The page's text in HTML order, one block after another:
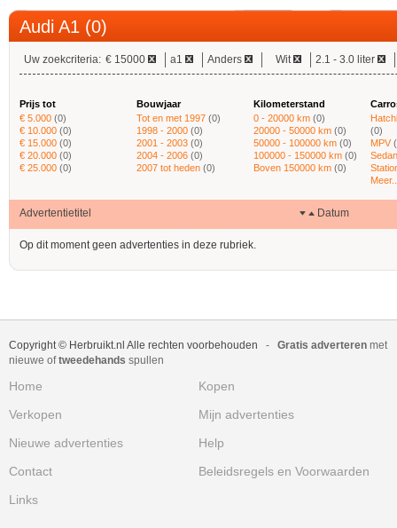
Audi A1 (0)
Uw zoekcriteria: € 15000 a1 Anders Wit 2.1 - 3.0 liter
Prijs tot
€ 5.000 (0)
€ 10.000 (0)
€ 15.000 (0)
€ 20.000 (0)
€ 25.000 (0)
Bouwjaar
Tot en met 1997 (0)
1998 - 2000 (0)
2001 - 2003 (0)
2004 - 2006 (0)
2007 tot heden (0)
Kilometerstand
0 - 20000 km (0)
20000 - 50000 km (0)
50000 - 100000 km (0)
100000 - 150000 km (0)
Boven 150000 km (0)
(0)
MPV
Advertentietitel Datum
Op dit moment geen advertenties in deze rubriek.
Copyright © Herbruikt.nl Alle rechten voorbehouden - Gratis adverteren met
nieuwe oftweedehands spullen
Home
Kopen
Verkopen
Mijn advertenties
Nieuwe advertenties
Help
Contact
Beleidsregels en Voorwaarden
Links